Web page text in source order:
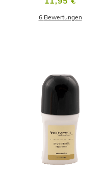
6 Bewertungen